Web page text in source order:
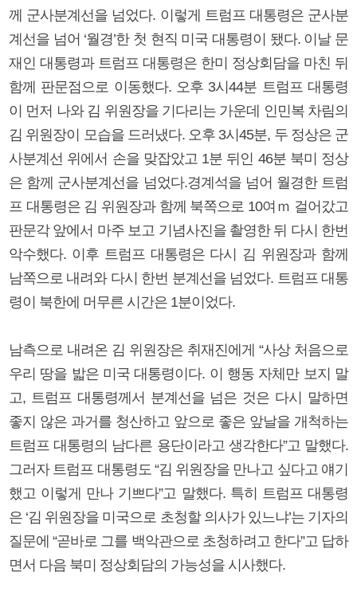
께 군사분계선을 넘었다. 이렇게 트럼프 대통령은 군사분
계선을 넘어 ‘월경’한 첫 현직 미국 대통령이 됐다. 이날 문
재인 대통령과 트럼프 대통령은 한미 정상회담을 마친 뒤
함께 판문점으로 이동했다. 오후 3시44분 트럼프 대통령
이 먼저 나와 김 위원장을 기다리는 가운데 인민복 차림의
김 위원장이 모습을 드러냈다. 오후 3시45분, 두 정상은 군
사분계선 위에서 손을 맞잡았고 1분 뒤인 46분 북미 정상
은 함께 군사분계선을 넘었다.경계석을 넘어 월경한 트럼
프 대통령은 김 위원장과 함께 북쪽으로 10여ｍ 걸어갔고
판문각 앞에서 마주 보고 기념사진을 촬영한 뒤 다시 한번
악수했다. 이후 트럼프 대통령은 다시 김 위원장과 함께
남쪽으로 내려와 다시 한번 분계선을 넘었다. 트럼프 대통
령이 북한에 머무른 시간은 1분이었다.
남측으로 내려온 김 위원장은 취재진에게 “사상 처음으로
우리 땅을 밟은 미국 대통령이다. 이 행동 자체만 보지 말
고, 트럼프 대통령께서 분계선을 넘은 것은 다시 말하면
좋지 않은 과거를 청산하고 앞으로 좋은 앞날을 개척하는
트럼프 대통령의 남다른 용단이라고 생각한다”고 말했다.
그러자 트럼프 대통령도 “김 위원장을 만나고 싶다고 얘기
했고 이렇게 만나 기쁘다”고 말했다. 특히 트럼프 대통령
은 ‘김 위원장을 미국으로 초청할 의사가 있느냐’는 기자의
질문에 “곧바로 그를 백악관으로 초청하려고 한다”고 답하
면서 다음 북미 정상회담의 가능성을 시사했다.